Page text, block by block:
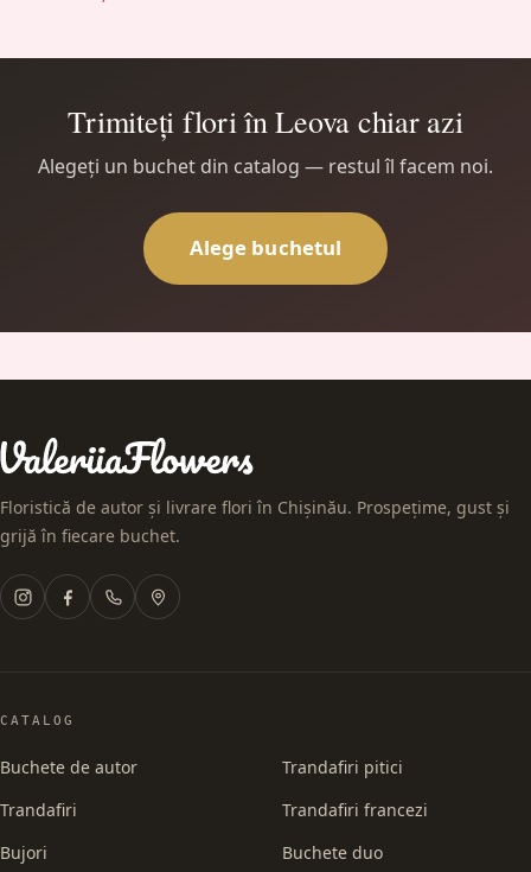
Trimiteți flori în Leova chiar azi
Alegeți un buchet din catalog — restul îl facem noi.
Alege buchetul
Floristică de autor și livrare flori în Chișinău. Prospețime, gust și
grijă în fiecare buchet.
CATALOG
Buchete de autor
Trandafiri
Bujori
Trandafiri pitici
Trandafiri francezi
Buchete duo